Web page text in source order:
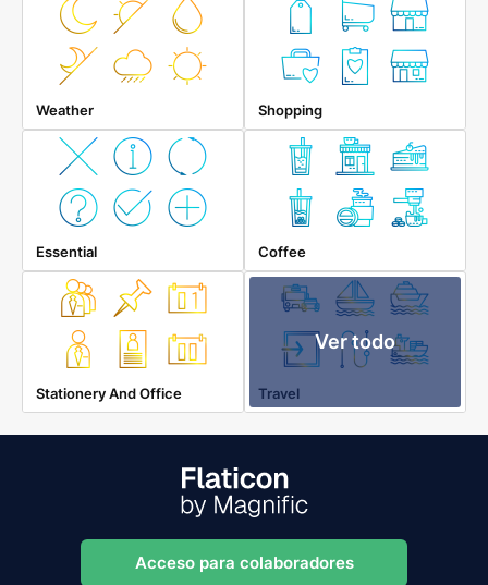
Weather Shopping
Essential Coffee
Stationery And Office
Ver todo
Travel
Acceso para colaboradores